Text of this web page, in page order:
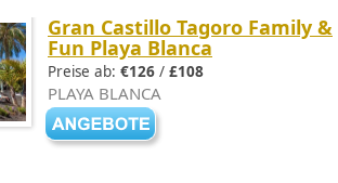
Gran Castillo Tagoro Family &
Fun Playa Blanca
Preise ab: €126 / £108
PLAYA BLANCA